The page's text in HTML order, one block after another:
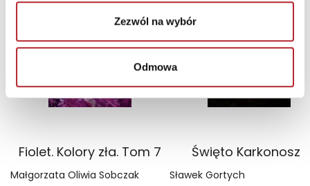
Zezwól na wybór
Odmowa
Fiolet. Kolory zła. Tom 7
Małgorzata Oliwia Sobczak
Święto Karkonoszy
Sławek Gortych